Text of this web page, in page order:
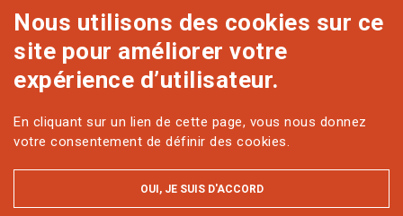
NOUS CONTACTER
Sur les réseaux
Nous utilisons des cookies sur ce
site pour améliorer votre
expérience d’utilisateur.
En cliquant sur un lien de cette page, vous nous donnez
votre consentement de définir des cookies.
OUI, JE SUIS D'ACCORD